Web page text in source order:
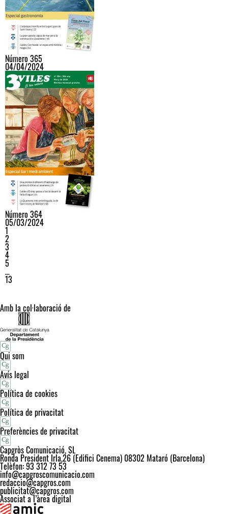
Número 365
04/04/2024
Número 364
05/03/2024
1
2
3
4
5
…
13
Amb la col·laboració de
Qui som
Avís legal
Política de cookies
Política de privacitat
Preferències de privacitat
Capgròs Comunicació, SL
Ronda President Irla,26 (Edifici Cenema) 08302 Mataró (Barcelona)
Telèfon: 93 312 73 53
info@capgroscomunicacio.com
redaccio@capgros.com
publicitat@capgros.com
Associat a l’àrea digital